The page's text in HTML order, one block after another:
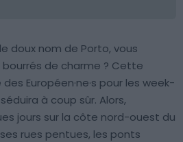
doux nom de Porto, vous
de charme ? Cette
Européen·ne·s pour les week-
à coup sûr. Alors,
jours sur la côte nord-ouest du
rues pentues, les ponts